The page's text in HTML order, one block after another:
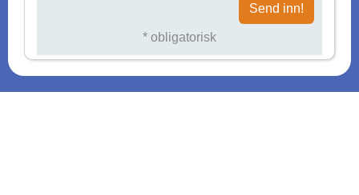
Send inn!
* obligatorisk